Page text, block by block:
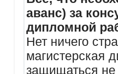
аванс) за
дипломной
Нет ничего
магистерская
защищаться не